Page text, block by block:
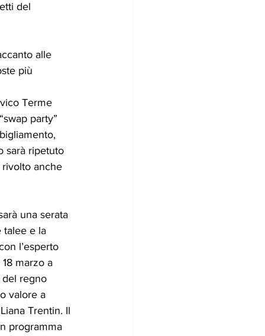
del
alle
più
Terme
party”
sarà ripetuto
anche
una serata
talee e la
l’esperto
marzo a
del regno
valore a
Trentin. Il
programma